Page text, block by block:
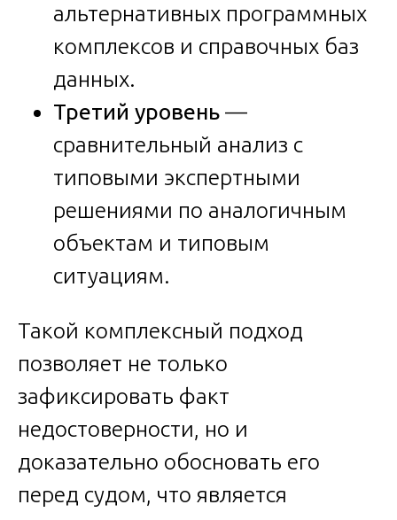
альтернативных программных
комплексов и справочных баз
данных.
Третий уровень —
сравнительный анализ с
типовыми экспертными
решениями по аналогичным
объектам и типовым
ситуациям.
Такой комплексный подход
позволяет не только
зафиксировать факт
недостоверности, но и
доказательно обосновать его
перед судом, что является